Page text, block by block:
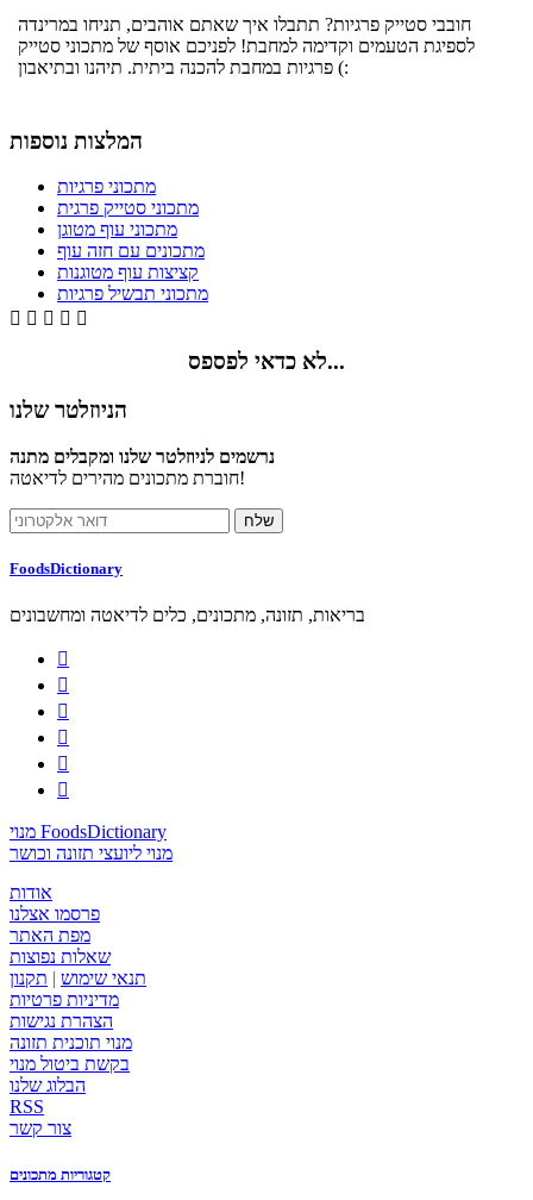
חובבי סטייק פרגיות? תתבלו איך שאתם אוהבים, תניחו במרינדה
לספיגת הטעמים וקדימה למחבת! לפניכם אוסף של מתכוני סטייק
פרגיות במחבת להכנה ביתית. תיהנו ובתיאבון (:
המלצות נוספות
מתכוני פרגיות
מתכוני סטייק פרגית
מתכוני עוף מטוגן
מתכונים עם חזה עוף
קציצות עוף מטוגנות
מתכוני תבשיל פרגיות
    
לא כדאי לפספס...
הניוזלטר שלנו
נרשמים לניוזלטר שלנו ומקבלים מתנה
חוברת מתכונים מהירים לדיאטה!
FoodsDictionary
בריאות, תזונה, מתכונים, כלים לדיאטה ומחשבונים






מנוי FoodsDictionary
מנוי ליועצי תזונה וכושר
אודות
פרסמו אצלנו
מפת האתר
שאלות נפוצות
תנאי שימוש | תקנון
מדיניות פרטיות
הצהרת נגישות
מנוי תוכנית תזונה
בקשת ביטול מנוי
הבלוג שלנו
RSS
צור קשר
קטגוריות מתכונים